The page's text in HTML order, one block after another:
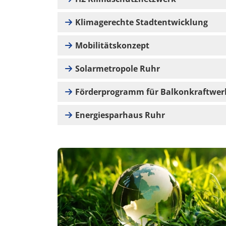
Klimagerechte Stadtentwicklung
Mobilitätskonzept
Solarmetropole Ruhr
Förderprogramm für
Energiesparhaus Ruhr